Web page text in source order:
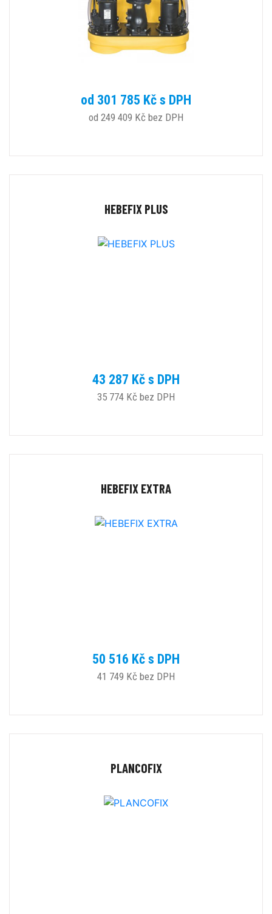
od 301 785 Kč s DPH
od 249 409 Kč bez DPH
HEBEFIX PLUS
43 287 Kč s DPH
35 774 Kč bez DPH
HEBEFIX EXTRA
50 516 Kč s DPH
41 749 Kč bez DPH
PLANCOFIX